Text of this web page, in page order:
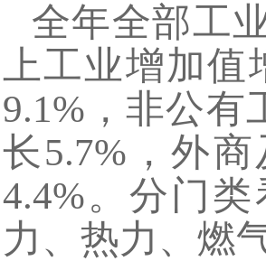
全年全部工
上工业增加
9.1%，非公有
长5.7%，外
4.4%。分门
力、热力、燃